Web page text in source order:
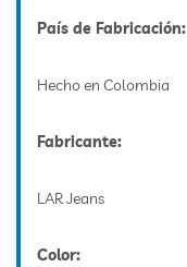
País de Fabricación:
Hecho en Colombia
Fabricante:
LAR Jeans
Color: